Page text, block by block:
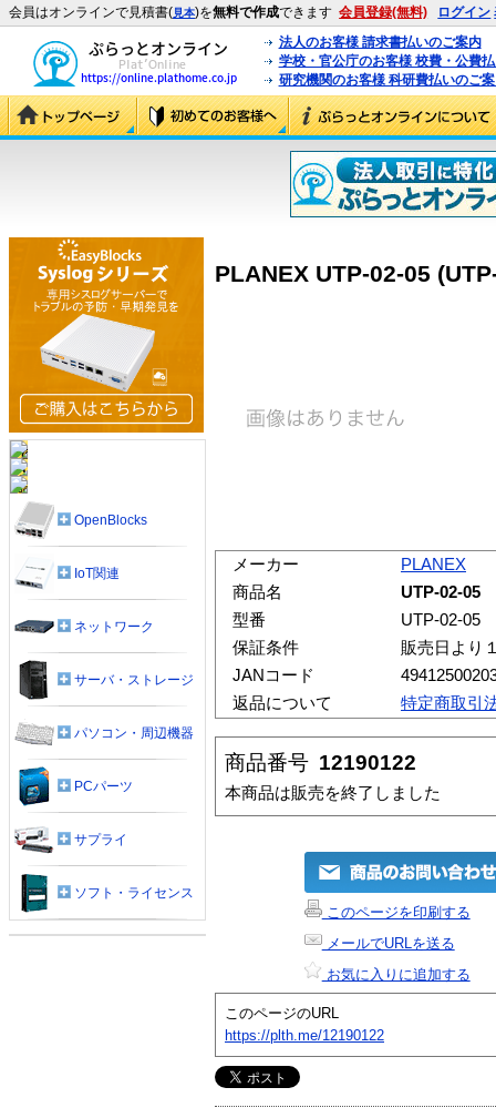
会員はオンラインで見積書(見本)を無料で作成できます 会員登録(無料) ログイン
法人のお客様 請求書払いのご案内
学校・官公庁のお客様 校費・公費
研究機関のお客様 科研費払いのご
PLANEX UTP-02-05
メーカー
PLANEX
商品名
UTP-02-05
型番
UTP-02-05
保証条件
販売日より
JANコード
返品について
特定商取引
商品番号 12190122
本商品は販売を終了しました
このページを印刷する
メールでURLを送る
お気に入りに追加する
このページのURL
https://plth.me/12190122
OpenBlocks
IoT関連
ネットワーク
サーバ・ストレージ
パソコン・周辺機器
PCパーツ
サプライ
ソフト・ライセンス